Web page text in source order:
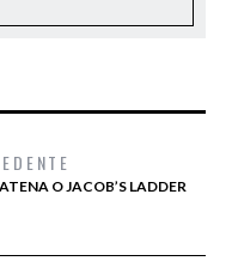
O JACOB’S LADDER